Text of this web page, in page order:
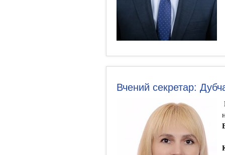
Вчений секретар: